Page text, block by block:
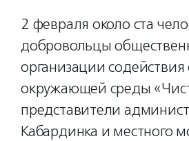
2 февраля около ста
добровольцы
организации содействия
окружающей среды
представители
Кабардинка и местного